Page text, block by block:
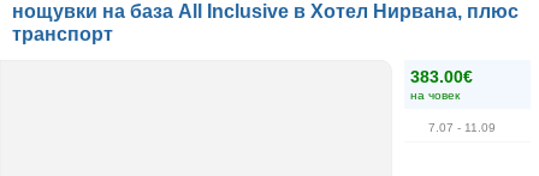
нощувки на база All Inclusive в Хотел Нирвана, плюс
транспорт
383.00€
на човек
7.07 - 11.09